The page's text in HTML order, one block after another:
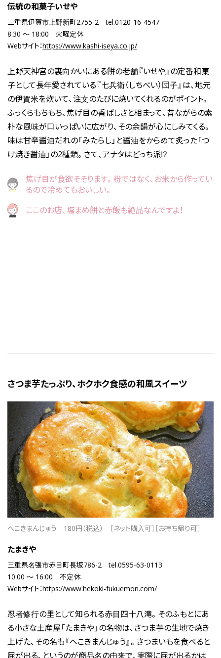
伝統の和菓子いせや
三重県伊賀市上野新町2755-2
tel.0120-16-4547
8:30 ～ 18:00
火曜定休
Webサイト：https://www.kashi-iseya.co.jp/
上野天神宮の裏向かいにある餅の老舗『いせや』の定番和菓
子として長年愛されている『七兵衛（しちべい）団子』は、地元
の伊賀米を炊いて、注文のたびに焼いてくれるのがポイント。
ふっくらもちもち、焦げ目の香ばしさと相まって、昔ながらの素
朴な風味が口いっぱいに広がり、その余韻が心にしみてくる。
味は甘辛醤油だれの「みたらし」と醤油をからめて炙った「つ
け焼き醤油」の2種類。さて、アナタはどっち派⁉
焦げ目が食欲そそります。粉ではなく、お米から作ってい
るので冷めてもおいしい。
ここのお店、塩まめ餅と赤飯も絶品なんですよ！
さつま芋たっぷり、ホクホク食感の和風スイーツ
へこきまんじゅう 180円（税込） ［ネット購入可］［お持ち帰り可］
たまきや
三重県名張市赤目町長坂786-2
tel.0595-63-0113
10:00 ～ 16:00
不定休
Webサイト：https://www.hekoki-fukuemon.com/
忍者修行の里として知られる赤目四十八滝。そのふもとにあ
る小さな土産屋「たまきや」の名物は、さつま芋の生地で焼き
上げた、その名も『へこきまんじゅう』。さつまいもを食べると
屁が出る、というのが商品名の由来で、実際に屁が出るかは